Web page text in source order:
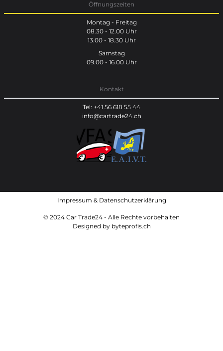
Öffnungszeiten
Montag - Freitag
08.30 - 12.00 Uhr
13.00 - 18.30 Uhr
Samstag
09.00 - 16.00 Uhr
Kontakt
Tel: +41 56 618 55 44
info@cartrade24.ch
Impressum & Datenschutzerklärung
© 2024 Car Trade24 - Alle Rechte vorbehalten
Designed by byteprofis.ch